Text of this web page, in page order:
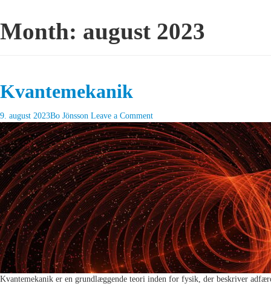
Month: august 2023
Kvantemekanik
9. august 2023Bo Jönsson Leave a Comment
Kvantemekanik er en grundlæggende teori inden for fysik, der beskriver